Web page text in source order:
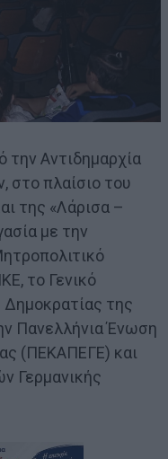
Αντιδημαρχία
στο πλαίσιο του
της «Λάρισα –
με την
το Γενικό
της
Πανελλήνια Ένωση
(ΠΕΚΑΠΕΓΕ) και
Γερμανικής